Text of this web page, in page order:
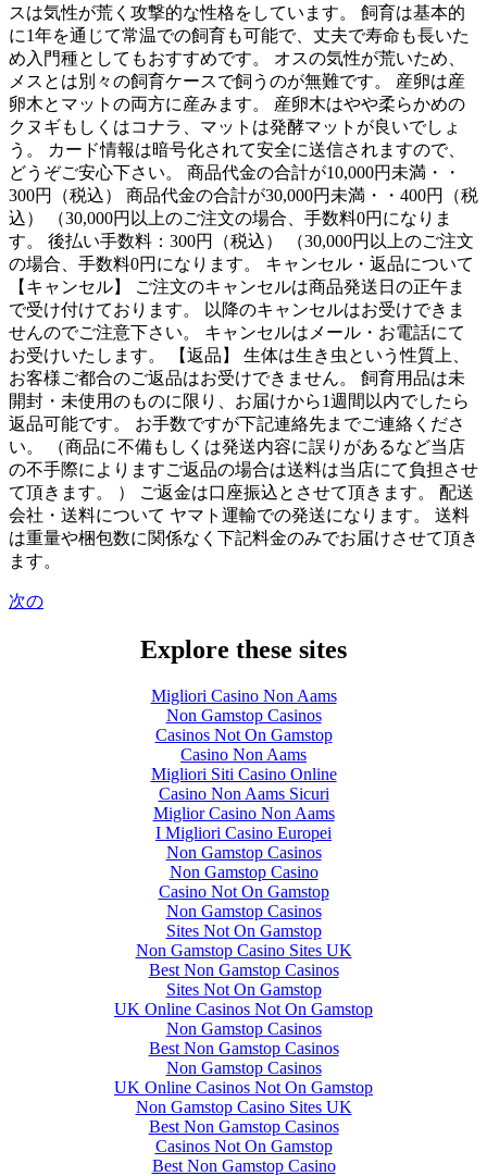
スは気性が荒く攻撃的な性格をしています。 飼育は基本的
に1年を通じて常温での飼育も可能で、丈夫で寿命も長いた
め入門種としてもおすすめです。 オスの気性が荒いため、
メスとは別々の飼育ケースで飼うのが無難です。 産卵は産
卵木とマットの両方に産みます。 産卵木はやや柔らかめの
クヌギもしくはコナラ、マットは発酵マットが良いでしょ
う。 カード情報は暗号化されて安全に送信されますので、
どうぞご安心下さい。 商品代金の合計が10,000円未満・・
300円（税込） 商品代金の合計が30,000円未満・・400円（税
込） （30,000円以上のご注文の場合、手数料0円になりま
す。 後払い手数料：300円（税込） （30,000円以上のご注文
の場合、手数料0円になります。 キャンセル・返品について
【キャンセル】 ご注文のキャンセルは商品発送日の正午ま
で受け付けております。 以降のキャンセルはお受けできま
せんのでご注意下さい。 キャンセルはメール・お電話にて
お受けいたします。 【返品】 生体は生き虫という性質上、
お客様ご都合のご返品はお受けできません。 飼育用品は未
開封・未使用のものに限り、お届けから1週間以内でしたら
返品可能です。 お手数ですが下記連絡先までご連絡くださ
い。 （商品に不備もしくは発送内容に誤りがあるなど当店
の不手際によりますご返品の場合は送料は当店にて負担させ
て頂きます。 ） ご返金は口座振込とさせて頂きます。 配送
会社・送料について ヤマト運輸での発送になります。 送料
は重量や梱包数に関係なく下記料金のみでお届けさせて頂き
ます。
次の
Explore these sites
Migliori Casino Non Aams
Non Gamstop Casinos
Casinos Not On Gamstop
Casino Non Aams
Migliori Siti Casino Online
Casino Non Aams Sicuri
Miglior Casino Non Aams
I Migliori Casino Europei
Non Gamstop Casinos
Non Gamstop Casino
Casino Not On Gamstop
Non Gamstop Casinos
Sites Not On Gamstop
Non Gamstop Casino Sites UK
Best Non Gamstop Casinos
Sites Not On Gamstop
UK Online Casinos Not On Gamstop
Non Gamstop Casinos
Best Non Gamstop Casinos
Non Gamstop Casinos
UK Online Casinos Not On Gamstop
Non Gamstop Casino Sites UK
Best Non Gamstop Casinos
Casinos Not On Gamstop
Best Non Gamstop Casino